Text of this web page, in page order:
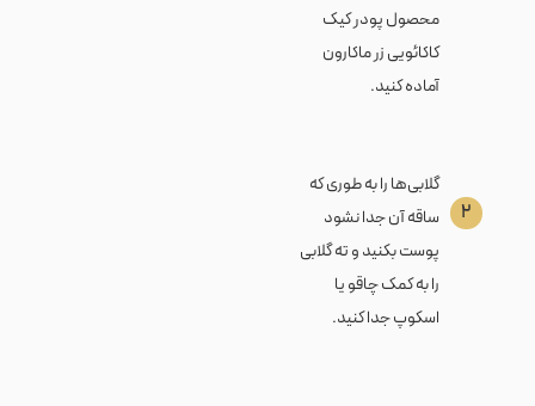
محصول پودر کیک
کاکائویی زر ماکارون
آماده کنید.
۲
گلابی‌ها را به طوری که
ساقه آن جدا نشود
پوست بکنید و ته گلابی
را به کمک چاقو یا
اسکوپ جدا کنید.